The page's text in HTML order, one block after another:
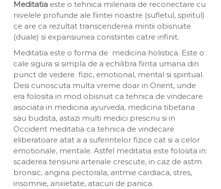
Meditatiaeste o tehnica milenara de reconectare cu
nivelele profunde ale fiintei noastre (sufletul, spiritul)
ce are ca rezultat transcenderea mintii obisnuite
(duale) si expansiunea constiintei catre infinit.
Meditatia este o forma de medicina holistica. Este o
cale sigura si simpla de a echilibra fiinta umana din
punct de vedere fizic, emotional, mental si spiritual.
Desi cunoscuta multa vreme doar in Orient, unde
era folosita in mod obisnuit ca tehnica de vindecare
asociata in medicina ayurveda, medicina tibetana
sau budista, astazi multi medici prescriu si in
Occident meditatia ca tehnica de vindecare
eliberatoare atat a a suferintelor fizice cat si a celor
emotionale, mentale. Astfel meditatia este folosita in:
scaderea tensiunii arteriale crescute, in caz de astm
bronsic, angina pectorala, aritmie cardiaca, stres,
insomnie, anxietate, atacuri de panica.